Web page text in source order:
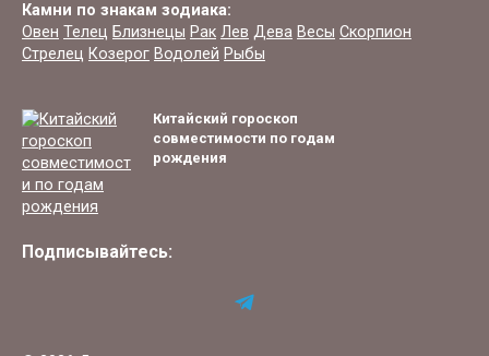
Камни по знакам зодиака:
Овен Телец Близнецы Рак Лев Дева Весы Скорпион
Стрелец Козерог Водолей Рыбы
Китайский гороскоп
совместимости по годам
рождения
Подписывайтесь: